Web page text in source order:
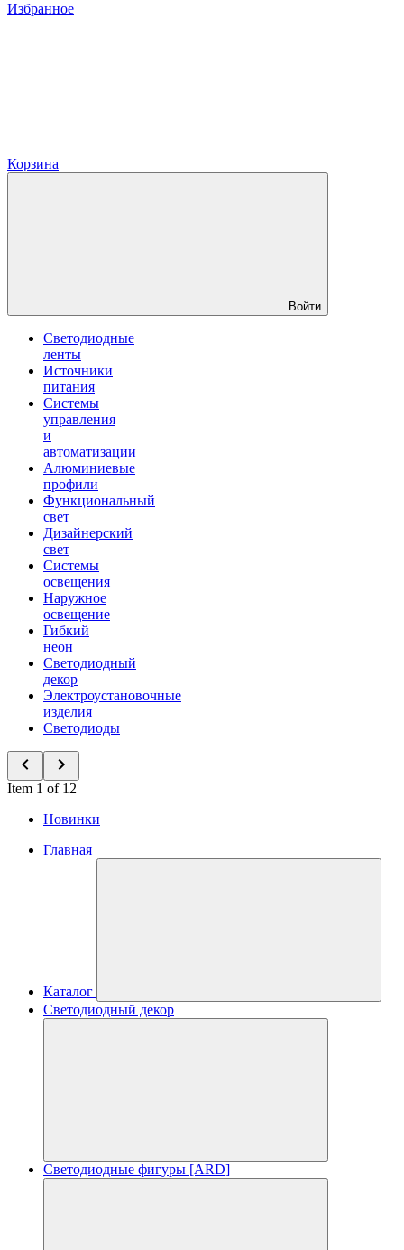
Избранное
Корзина
Войти
Светодиодные
ленты
Источники
питания
Системы
управления
и
автоматизации
Алюминиевые
профили
Функциональный
свет
Дизайнерский
свет
Системы
освещения
Наружное
освещение
Гибкий
неон
Светодиодный
декор
Электроустановочные
изделия
Светодиоды
Item 1 of 12
Новинки
Главная
Каталог
Светодиодный декор
Светодиодные фигуры [ARD]